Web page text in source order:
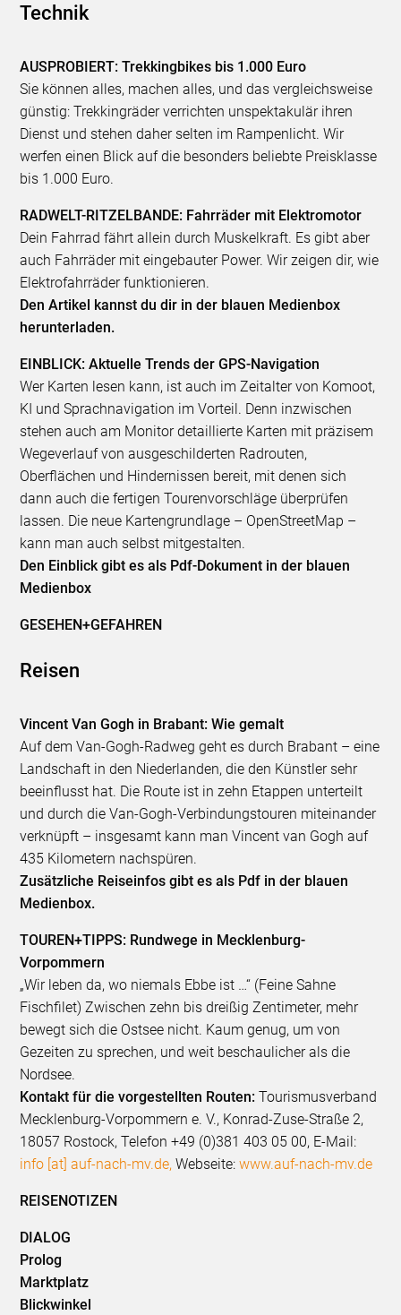
Technik
AUSPROBIERT: Trekkingbikes bis 1.000 Euro
Sie können alles, machen alles, und das vergleichsweise
günstig: Trekkingräder verrichten unspektakulär ihren
Dienst und stehen daher selten im Rampenlicht. Wir
werfen einen Blick auf die besonders beliebte Preisklasse
bis 1.000 Euro.
RADWELT-RITZELBANDE: Fahrräder mit Elektromotor
Dein Fahrrad fährt allein durch Muskelkraft. Es gibt aber
auch Fahrräder mit eingebauter Power. Wir zeigen dir, wie
Elektrofahrräder funktionieren.
Den Artikel kannst du dir in der blauen Medienbox
herunterladen.
EINBLICK: Aktuelle Trends der GPS-Navigation
Wer Karten lesen kann, ist auch im Zeitalter von Komoot,
KI und Sprachnavigation im Vorteil. Denn inzwischen
stehen auch am Monitor detaillierte Karten mit präzisem
Wegeverlauf von ausgeschilderten Radrouten,
Oberflächen und Hindernissen bereit, mit denen sich
dann auch die fertigen Tourenvorschläge überprüfen
lassen. Die neue Kartengrundlage – OpenStreetMap –
kann man auch selbst mitgestalten.
Den Einblick gibt es als Pdf-Dokument in der blauen
Medienbox
GESEHEN+GEFAHREN
Reisen
Vincent Van Gogh in Brabant: Wie gemalt
Auf dem Van-Gogh-Radweg geht es durch Brabant – eine
Landschaft in den Niederlanden, die den Künstler sehr
beeinflusst hat. Die Route ist in zehn Etappen unterteilt
und durch die Van-Gogh-Verbindungstouren miteinander
verknüpft – insgesamt kann man Vincent van Gogh auf
435 Kilometern nachspüren.
Zusätzliche Reiseinfos gibt es als Pdf in der blauen
Medienbox.
TOUREN+TIPPS: Rundwege in Mecklenburg-
Vorpommern
„Wir leben da, wo niemals Ebbe ist …“ (Feine Sahne
Fischfilet) Zwischen zehn bis dreißig Zentimeter, mehr
bewegt sich die Ostsee nicht. Kaum genug, um von
Gezeiten zu sprechen, und weit beschaulicher als die
Nordsee.
Kontakt für die vorgestellten Routen: Tourismusverband
Mecklenburg-Vorpommern e. V., Konrad-Zuse-Straße 2,
18057 Rostock, Telefon +49 (0)381 403 05 00, E-Mail:
info [at] auf-nach-mv.de,Webseite:www.auf-nach-mv.de
REISENOTIZEN
DIALOG
Prolog
Marktplatz
Blickwinkel